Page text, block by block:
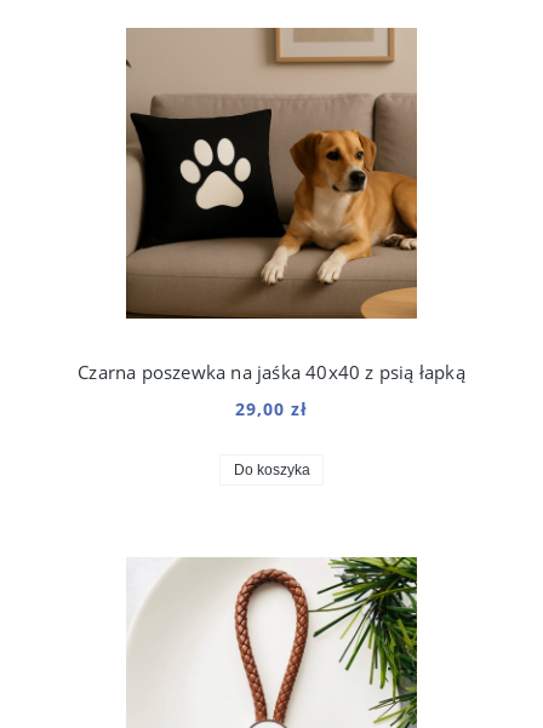
Czarna poszewka na jaśka 40x40 z psią łapką
29,00 zł
Do koszyka